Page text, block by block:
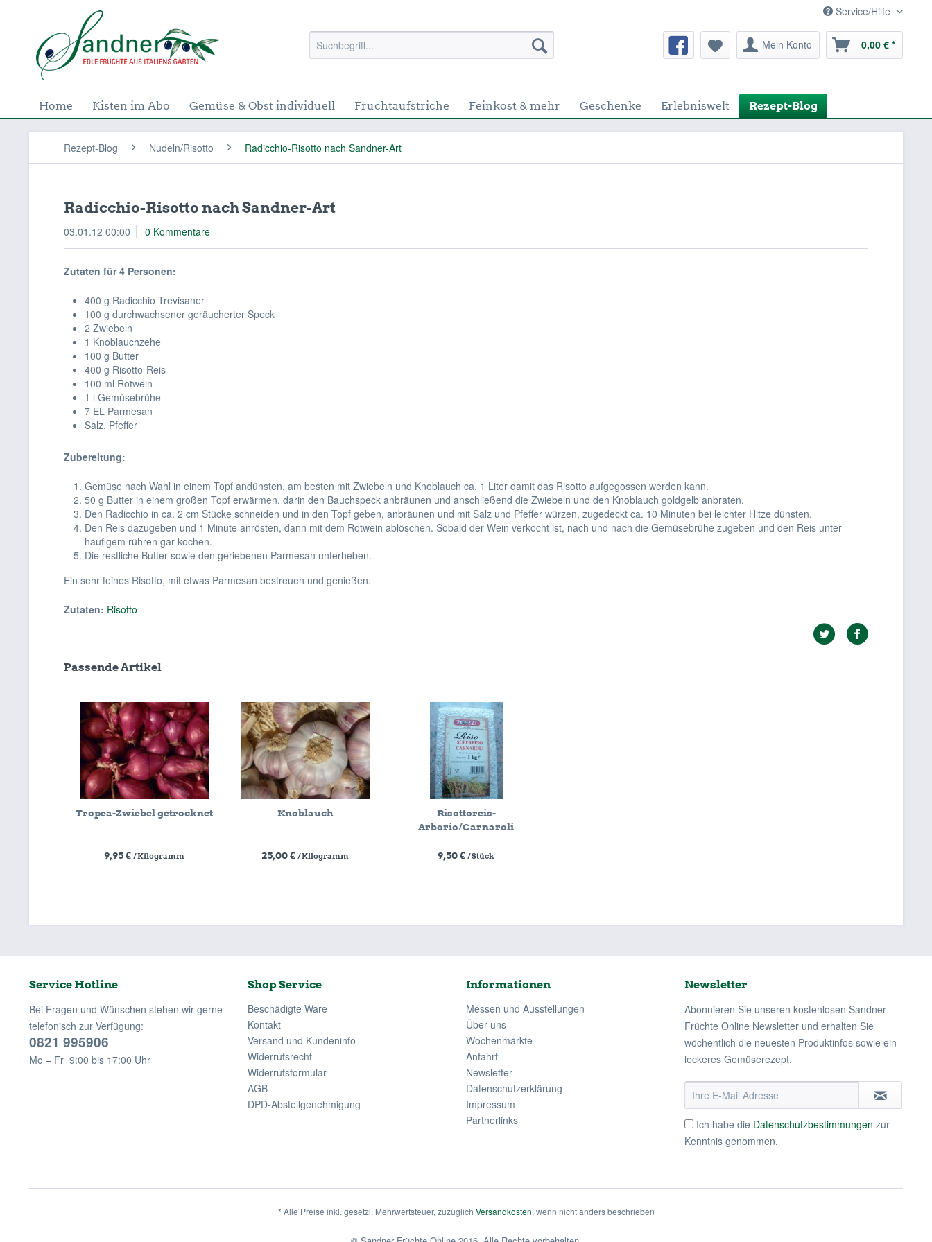
Service/Hilfe
Mein Konto 0,00 € *
Home Kisten im Abo Gemüse & Obst individuell Fruchtaufstriche Feinkost & mehr Geschenke Erlebniswelt Rezept-Blog
Rezept-Blog Nudeln/Risotto Radicchio-Risotto nach Sandner-Art
Radicchio-Risotto nach Sandner-Art
03.01.12 00:00 0 Kommentare
Zutaten für 4 Personen:
400 g Radicchio Trevisaner
100 g durchwachsener geräucherter Speck
2 Zwiebeln
1 Knoblauchzehe
100 g Butter
400 g Risotto-Reis
100 ml Rotwein
1 l Gemüsebrühe
7 EL Parmesan
Salz, Pfeffer
Zubereitung:
Gemüse nach Wahl in einem Topf andünsten, am besten mit Zwiebeln und Knoblauch ca. 1 Liter damit das Risotto aufgegossen werden kann.
50 g Butter in einem großen Topf erwärmen, darin den Bauchspeck anbräunen und anschließend die Zwiebeln und den Knoblauch goldgelb anbraten.
Den Radicchio in ca. 2 cm Stücke schneiden und in den Topf geben, anbräunen und mit Salz und Pfeffer würzen, zugedeckt ca. 10 Minuten bei leichter Hitze dünsten.
Den Reis dazugeben und 1 Minute anrösten, dann mit dem Rotwein ablöschen. Sobald der Wein verkocht ist, nach und nach die Gemüsebrühe zugeben und den Reis unter
häufigem rühren gar kochen.
Die restliche Butter sowie den geriebenen Parmesan unterheben.
Ein sehr feines Risotto, mit etwas Parmesan bestreuen und genießen.
Zutaten: Risotto
Passende Artikel
Tropea-Zwiebel getrocknet
9,95 € / Kilogramm
Knoblauch
25,00 € / Kilogramm
Risottoreis-
Arborio/Carnaroli
9,50 € / Stück
Service Hotline
Bei Fragen und Wünschen stehen wir gerne
telefonisch zur Verfügung:
0821 995906
Mo – Fr 9:00 bis 17:00 Uhr
Shop Service
Beschädigte Ware
Kontakt
Versand und Kundeninfo
Widerrufsrecht
Widerrufsformular
AGB
DPD-Abstellgenehmigung
Informationen
Messen und Ausstellungen
Über uns
Wochenmärkte
Anfahrt
Newsletter
Datenschutzerklärung
Impressum
Partnerlinks
Newsletter
Abonnieren Sie unseren kostenlosen Sandner
Früchte Online Newsletter und erhalten Sie
wöchentlich die neuesten Produktinfos sowie ein
leckeres Gemüserezept.
Ich habe die Datenschutzbestimmungen zur
Kenntnis genommen.
* Alle Preise inkl. gesetzl. Mehrwertsteuer, zuzüglich Versandkosten, wenn nicht anders beschrieben